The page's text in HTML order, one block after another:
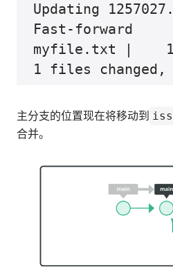
Updating
Fast-forward
myfile.txt |
主分支的位置现在将移动到
合并。